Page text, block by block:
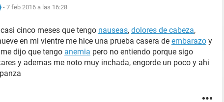
- 7 feb 2016 a las 16:28
cinco meses que tengo nauseas, dolores de cabeza,
en mi vientre me hice una prueba casera de embarazo y
dijo que tengo anemia pero no entiendo porque sigo
y ademas me noto muy inchada, engorde un poco y ahi